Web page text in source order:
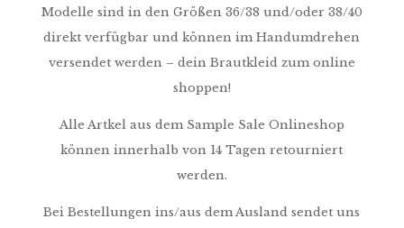
Modelle sind in den Größen 36/38 und/oder 38/40
direkt verfügbar und können im Handumdrehen
versendet werden – dein Brautkleid zum online
shoppen!
Alle Artkel aus dem Sample Sale Onlineshop
können innerhalb von 14 Tagen retourniert
werden.
Bei Bestellungen ins/aus dem Ausland sendet uns